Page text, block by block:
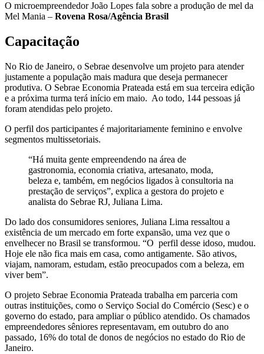
O microempreendedor João Lopes fala sobre a produção de mel da
Mel Mania – Rovena Rosa/Agência Brasil
Capacitação
No Rio de Janeiro, o Sebrae desenvolve um projeto para atender
justamente a população mais madura que deseja permanecer
produtiva. O Sebrae Economia Prateada está em sua terceira edição
e a próxima turma terá início em maio. Ao todo, 144 pessoas já
foram atendidas pelo projeto.
O perfil dos participantes é majoritariamente feminino e envolve
segmentos multissetoriais.
“Há muita gente empreendendo na área de
gastronomia, economia criativa, artesanato, moda,
beleza e, também, em negócios ligados à consultoria na
prestação de serviços”, explica a gestora do projeto e
analista do Sebrae RJ, Juliana Lima.
Do lado dos consumidores seniores, Juliana Lima ressaltou a
existência de um mercado em forte expansão, uma vez que o
envelhecer no Brasil se transformou. “O perfil desse idoso, mudou.
Hoje ele não fica mais em casa, como antigamente. São ativos,
viajam, namoram, estudam, estão preocupados com a beleza, em
viver bem”.
O projeto Sebrae Economia Prateada trabalha em parceria com
outras instituições, como o Serviço Social do Comércio (Sesc) e o
governo do estado, para ampliar o público atendido. Os chamados
empreendedores sêniores representavam, em outubro do ano
passado, 16% do total de donos de negócios no estado do Rio de
Janeiro.